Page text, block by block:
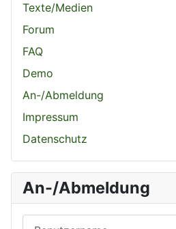
Texte/Medien
Forum
FAQ
Demo
An-/Abmeldung
Impressum
Datenschutz
An-/Abmeldung